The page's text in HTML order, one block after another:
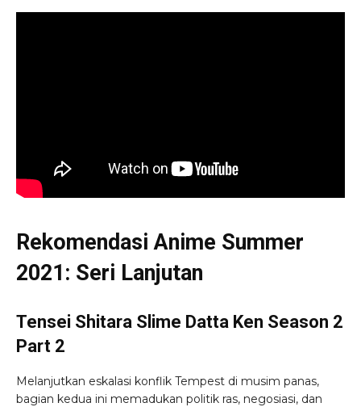
Rekomendasi Anime Summer
2021: Seri Lanjutan
Tensei Shitara Slime Datta Ken Season 2
Part 2
Melanjutkan eskalasi konflik Tempest di musim panas,
bagian kedua ini memadukan politik ras, negosiasi, dan